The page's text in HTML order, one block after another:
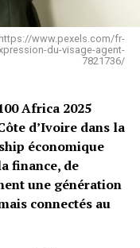
www.pexels.com/fr-
du-visage-agent-
7821736/
Africa 2025
d’Ivoire dans la
économique
finance, de
une génération
connectés au